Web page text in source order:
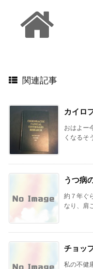
関連記事
カイロ
おはよー
くなるそ
うつ病
約７年ぐ
なり、肩
チョッ
私の不健